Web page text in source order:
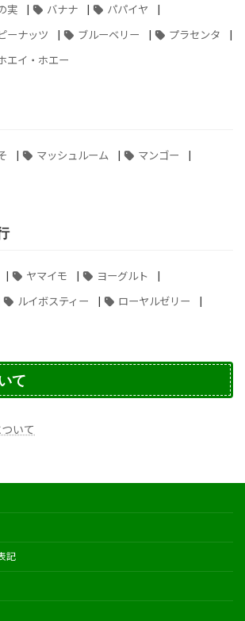
実 | バナナ | パパイヤ |
ーナッツ | ブルーベリー | プラセンタ |
エイ・ホエー
| マッシュルーム | マンゴー |
| ヤマイモ | ヨーグルト |
ルイボスティー | ローヤルゼリー |
て
いて
記